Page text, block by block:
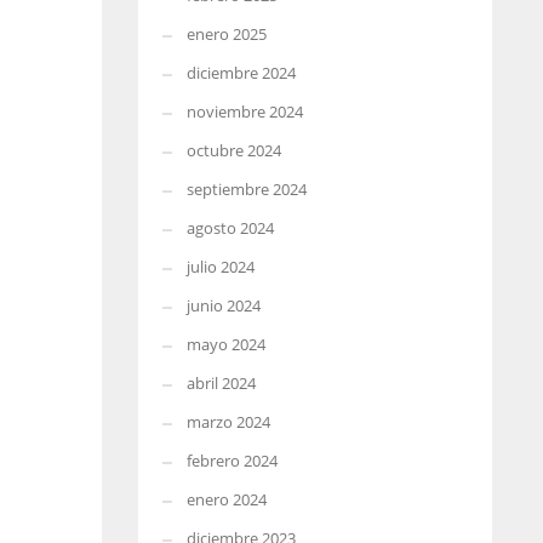
enero 2025
diciembre 2024
noviembre 2024
octubre 2024
septiembre 2024
agosto 2024
julio 2024
junio 2024
mayo 2024
abril 2024
marzo 2024
febrero 2024
enero 2024
diciembre 2023